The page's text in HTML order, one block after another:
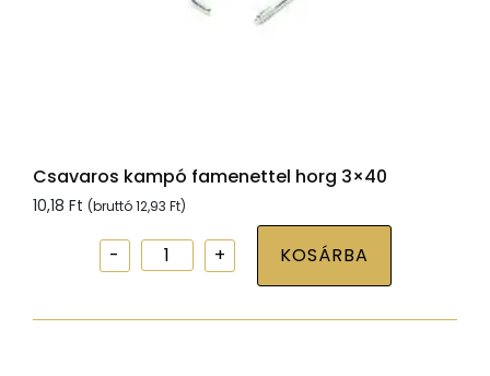
Csavaros kampó famenettel horg 3×40
10,18 Ft (bruttó12,93 Ft)
Csavaros
kampó
KOSÁRBA